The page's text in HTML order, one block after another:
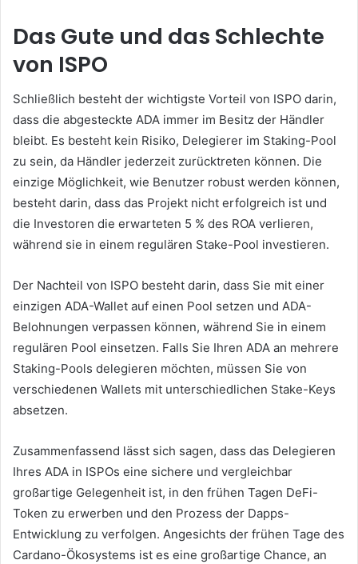
Das Gute und das Schlechte
von ISPO
Schließlich besteht der wichtigste Vorteil von ISPO darin,
dass die abgesteckte ADA immer im Besitz der Händler
bleibt. Es besteht kein Risiko, Delegierer im Staking-Pool
zu sein, da Händler jederzeit zurücktreten können. Die
einzige Möglichkeit, wie Benutzer robust werden können,
besteht darin, dass das Projekt nicht erfolgreich ist und
die Investoren die erwarteten 5 % des ROA verlieren,
während sie in einem regulären Stake-Pool investieren.
Der Nachteil von ISPO besteht darin, dass Sie mit einer
einzigen ADA-Wallet auf einen Pool setzen und ADA-
Belohnungen verpassen können, während Sie in einem
regulären Pool einsetzen. Falls Sie Ihren ADA an mehrere
Staking-Pools delegieren möchten, müssen Sie von
verschiedenen Wallets mit unterschiedlichen Stake-Keys
absetzen.
Zusammenfassend lässt sich sagen, dass das Delegieren
Ihres ADA in ISPOs eine sichere und vergleichbar
großartige Gelegenheit ist, in den frühen Tagen DeFi-
Token zu erwerben und den Prozess der Dapps-
Entwicklung zu verfolgen. Angesichts der frühen Tage des
Cardano-Ökosystems ist es eine großartige Chance, an